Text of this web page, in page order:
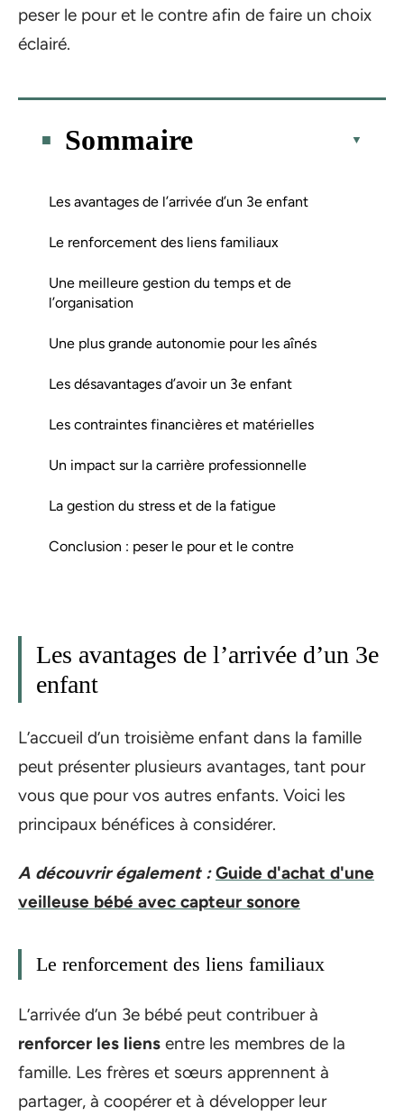
peser le pour et le contre afin de faire un choix
éclairé.
Sommaire
Les avantages de l’arrivée d’un 3e enfant
Le renforcement des liens familiaux
Une meilleure gestion du temps et de
l’organisation
Une plus grande autonomie pour les aînés
Les désavantages d’avoir un 3e enfant
Les contraintes financières et matérielles
Un impact sur la carrière professionnelle
La gestion du stress et de la fatigue
Conclusion : peser le pour et le contre
Les avantages de l’arrivée d’un 3e
enfant
L’accueil d’un troisième enfant dans la famille
peut présenter plusieurs avantages, tant pour
vous que pour vos autres enfants. Voici les
principaux bénéfices à considérer.
A découvrir également : Guide d'achat d'une
veilleuse bébé avec capteur sonore
Le renforcement des liens familiaux
L’arrivée d’un 3e bébé peut contribuer à
renforcer les liens entre les membres de la
famille. Les frères et sœurs apprennent à
partager, à coopérer et à développer leur